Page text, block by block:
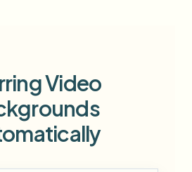
Video